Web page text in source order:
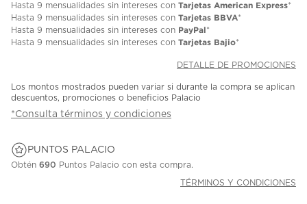
Hasta 9 mensualidades sin intereses con Tarjetas American Express*
Hasta 9 mensualidades sin intereses con Tarjetas BBVA*
Hasta 9 mensualidades sin intereses con PayPal*
Hasta 9 mensualidades sin intereses con Tarjetas Bajio*
DETALLE DE PROMOCIONES
Los montos mostrados pueden variar si durante la compra se aplican
descuentos, promociones o beneficios Palacio
*Consulta términos y condiciones
PUNTOS PALACIO
Obtén 690 Puntos Palacio con esta compra.
TÉRMINOS Y CONDICIONES